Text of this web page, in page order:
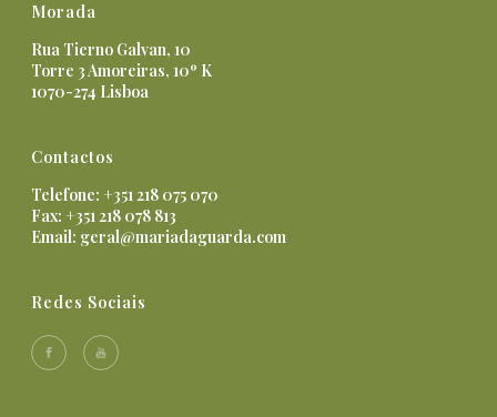
Morada
Rua Tierno Galvan, 10
Torre 3 Amoreiras, 10º K
1070-274 Lisboa
Contactos
Telefone: +351 218 075 070
Fax: +351 218 078 813
Email: geral@mariadaguarda.com
Redes Sociais